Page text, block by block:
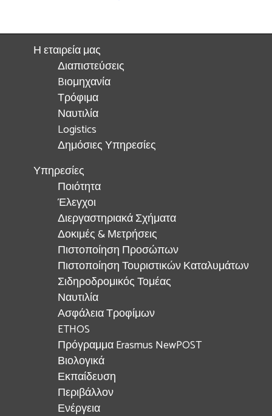
Η εταιρεία μας
Διαπιστεύσεις
Bιομηχανία
Τρόφιμα
Ναυτιλία
Logistics
Δημόσιες Υπηρεσίες
Υπηρεσίες
Ποιότητα
Έλεγχοι
Διεργαστηριακά Σχήματα
Δοκιμές & Μετρήσεις
Πιστοποίηση Προσώπων
Πιστοποίηση Τουριστικών Καταλυμάτων
Σιδηροδρομικός Τομέας
Ναυτιλία
Ασφάλεια Τροφίμων
ETHOS
Πρόγραμμα Erasmus NewPOST
Βιολογικά
Εκπαίδευση
Περιβάλλον
Ενέργεια